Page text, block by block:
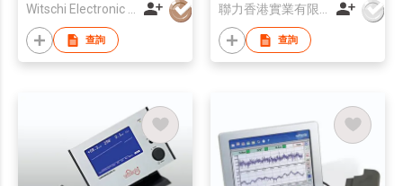
查詢 查詢